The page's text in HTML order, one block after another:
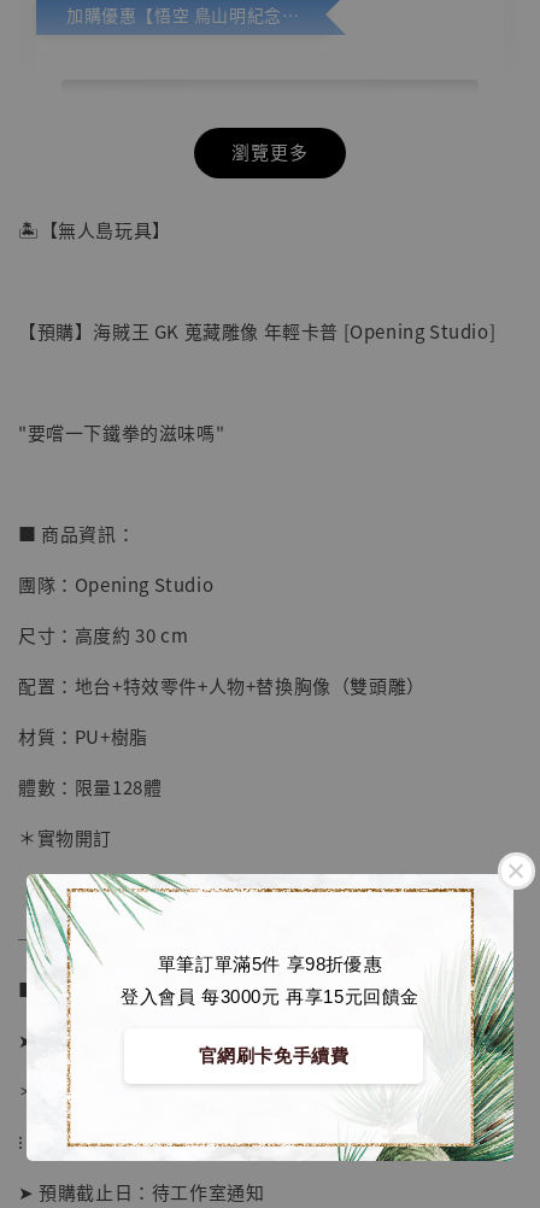
單筆訂單滿5件 享98折優惠
登入會員 每3000元 再享15元回饋金
官網刷卡免手續費
加購優惠【悟空 鳥山明紀念款 [奇蹟工作室]】
【店內現貨】七龍珠 系列蒐藏雕像 悟空 鳥山
NT$ 4,280
NT$ 5,580
加入購物車
瀏覽更多
🏝【無人島玩具】
【預購】海賊王 GK 蒐藏雕像 年輕卡普 [Opening Studio]
"要嚐一下鐵拳的滋味嗎"
■ 商品資訊：
團隊：Opening Studio
尺寸：高度約 30 cm
配置：地台+特效零件+人物+替換胸像（雙頭雕）
材質：PU+樹脂
體數：限量128體
＊實物開訂
──────────────
■ 販售資訊 (NT$)：
➤ 價格 5080元 (訂金1980)
＊ 國際運費另計
⁝
➤ 預購截止日：待工作室通知